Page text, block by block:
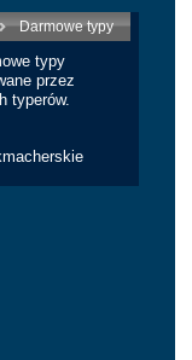
Darmowe typy
typy
przez
typerów.